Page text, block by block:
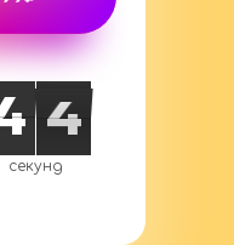
3
2
2
3
секунд